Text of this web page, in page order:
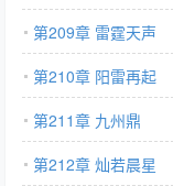
第209章 雷霆天声
第210章 阳雷再起
第211章 九州鼎
第212章 灿若晨星